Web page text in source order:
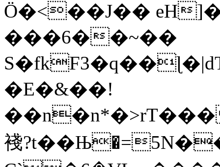
Ӧ�<��J�� eH
���6��~��
�E�&��!
䙁